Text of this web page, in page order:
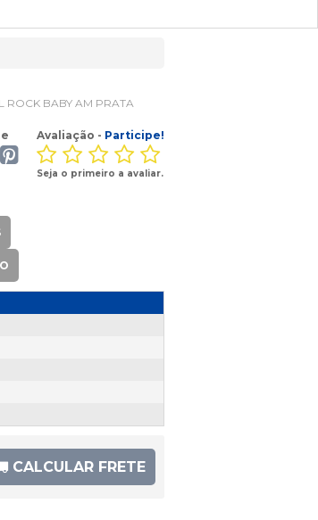
ROCK BABY AM PRATA
Avaliação - Participe!
Seja o primeiro a avaliar.
CALCULAR FRETE